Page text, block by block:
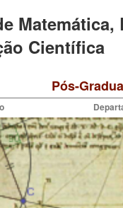
Matemática,
Científica
Pós-